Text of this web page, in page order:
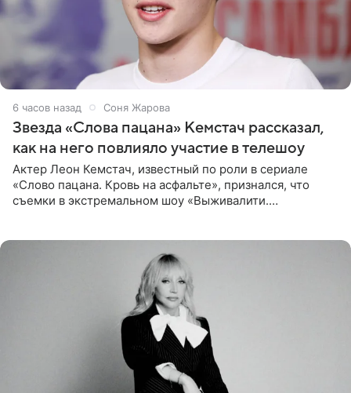
6 часов назад Соня Жарова
Звезда «Слова пацана» Кемстач рассказал,
как на него повлияло участие в телешоу
Актер Леон Кемстач, известный по роли в сериале
«Слово пацана. Кровь на асфальте», признался, что
съемки в экстремальном шоу «Выживалити.